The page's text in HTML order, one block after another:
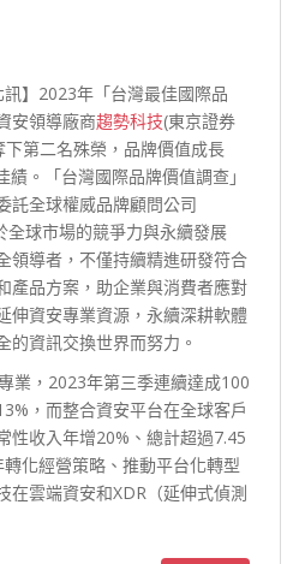
訊】2023年「台灣最佳國際品
安領導廠商趨勢科技(東京證券
下第二名殊榮，品牌價值成長
。「台灣國際品牌價值調查」
託全球權威品牌顧問公司
球市場的競爭力與永續發展
領導者，不僅持續精進研發符合
產品方案，助企業與消費者應對
伸資安專業資源，永續深耕軟體
的資訊交換世界而努力。
業，2023年第三季連續達成100
，而整合資安平台在全球客戶
性收入年增20%、總計超過7.45
轉化經營策略、推動平台化轉型
在雲端資安和XDR（延伸式偵測